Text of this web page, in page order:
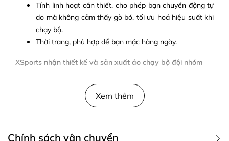
Tính linh hoạt cần thiết, cho phép bạn chuyển động tự
do mà không cảm thấy gò bó, tối ưu hoá hiệu suất khi
chạy bộ.
Thời trang, phù hợp để bạn mặc hàng ngày.
XSports nhận thiết kế và sản xuất áo chạy bộ đội nhóm
Xem thêm
Chính sách vận chuyển